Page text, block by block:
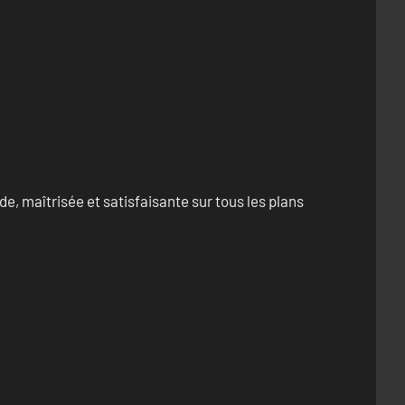
maîtrisée et satisfaisante sur tous les plans